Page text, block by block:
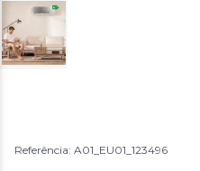
Referência: A01_EU01_123496